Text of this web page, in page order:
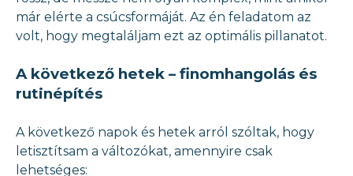
már elérte a csúcsformáját. Az én feladatom az
volt, hogy megtaláljam ezt az optimális pillanatot.
A következő hetek – finomhangolás és
rutinépítés
A következő napok és hetek arról szóltak, hogy
letisztítsam a változókat, amennyire csak
lehetséges: